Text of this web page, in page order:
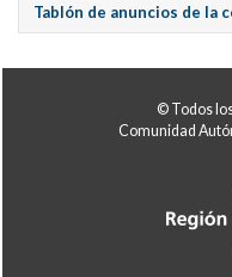
Tablón de anuncios de la
© Todos
Comunidad